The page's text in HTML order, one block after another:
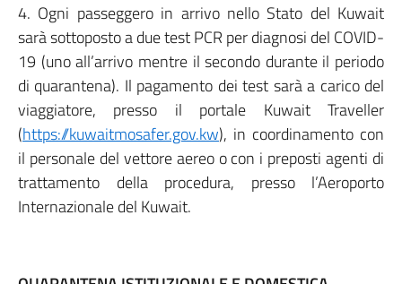
4. Ogni passeggero in arrivo nello Stato del Kuwait
sarà sottoposto a due test PCR per diagnosi del COVID-
19 (uno all’arrivo mentre il secondo durante il periodo
di quarantena). Il pagamento dei test sarà a carico del
viaggiatore, presso il portale Kuwait Traveller
(https://kuwaitmosafer.gov.kw), in coordinamento con
il personale del vettore aereo o con i preposti agenti di
trattamento della procedura, presso l’Aeroporto
Internazionale del Kuwait.